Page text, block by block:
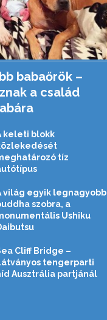
babaőrök –
a család
keleti blokk
tíz
világ egyik legnagyobb
szobra, a
Ushiku
Cliff Bridge –
tengerparti
Ausztrália partjánál